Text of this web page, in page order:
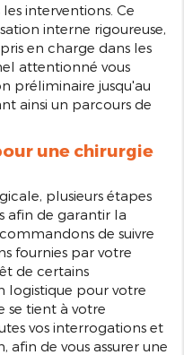
interventions. Ce
interne rigoureuse,
en charge dans les
attentionné vous
préliminaire jusqu'au
ainsi un parcours de
une chirurgie
plusieurs étapes
afin de garantir la
de suivre
fournies par votre
de certains
logistique pour votre
se tient à votre
vos interrogations et
afin de vous assurer une